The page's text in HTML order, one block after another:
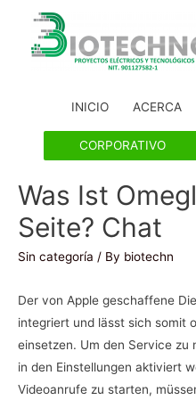
INICIO ACERCA
CORPORATIVO
Was Ist
Seite? Chat
Sin categoría / By biotechn
Der von Apple geschaffene
integriert und lässt sich somit
einsetzen. Um den Service zu
in den Einstellungen aktiviert
Videoanrufe zu starten,